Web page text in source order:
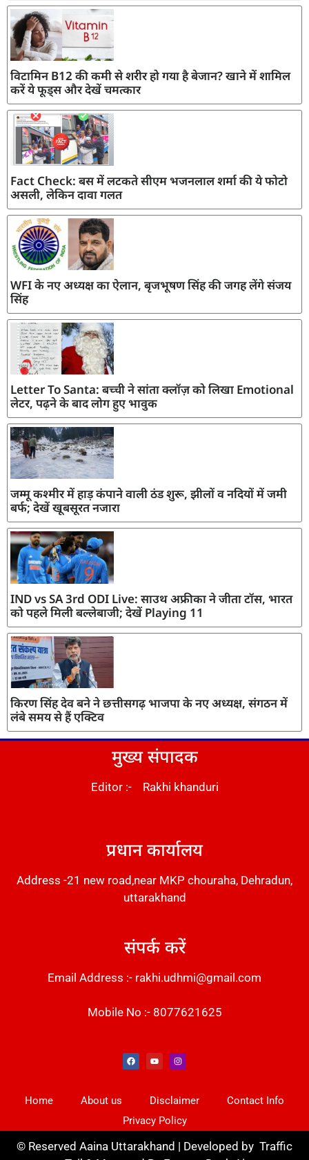
विटामिन B12 की कमी से शरीर हो गया है बेजान? खाने में शामिल
करें ये फूड्स और देखें चमत्कार
Fact Check: बस में लटकते सीएम भजनलाल शर्मा की ये फोटो
असली, लेकिन दावा गलत
WFI के नए अध्यक्ष का ऐलान, बृजभूषण सिंह की जगह लेंगे संजय
सिंह
Letter To Santa: बच्ची ने सांता क्लॉज़ को लिखा Emotional
लेटर, पढ़ने के बाद लोग हुए भावुक
जम्मू कश्मीर में हाड़ कंपाने वाली ठंड शुरू, झीलों व नदियों में जमी
बर्फ; देखें खूबसूरत नजारा
IND vs SA 3rd ODI Live: साउथ अफ्रीका ने जीता टॉस, भारत
को पहले मिली बल्लेबाजी; देखें Playing 11
किरण सिंह देव बने ने छत्तीसगढ़ भाजपा के नए अध्यक्ष, संगठन में
लंबे समय से हैं एक्टिव
मुख्य संपादक
Editor :- Rakhi khanduri
प्रधान कार्यालय
Address -21 new road,near MKP chouraha, Dehradun,
uttarakhand
संपर्क करें
Email Address :- rakhi.udhmi@gmail.com
Mobile No :- 8077621625
Home About us Disclaimer
Contact Info
Privacy Policy
© Reserved Aaina Uttarakhand | Developed by Traffic